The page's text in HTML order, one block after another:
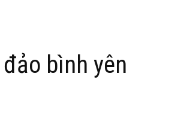
bình yên